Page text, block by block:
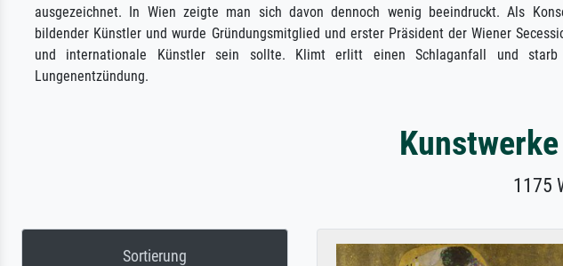
ausgezeichnet. In Wien zeigte man sich davon dennoch wenig beeindruckt. Als
bildender Künstler und wurde Gründungsmitglied und erster Präsident der Wiener
und internationale Künstler sein sollte. Klimt erlitt einen Schlaganfall und
Lungenentzündung.
1175
Sortierung